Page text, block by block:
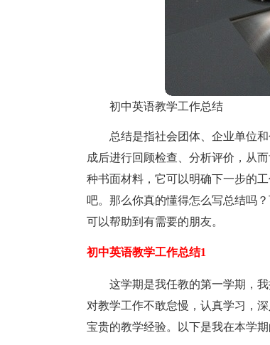
初中英语教学工作总结
总结是指社会团体、企业单位
成后进行回顾检查、分析评价，从
种书面材料，它可以明确下一步的
吧。那么你真的懂得怎么写总结吗
可以帮助到有需要的朋友。
初中英语教学工作总结1
这学期是我任教的第一学期，
对教学工作不敢怠慢，认真学习，
宝贵的教学经验。以下是我在本学期